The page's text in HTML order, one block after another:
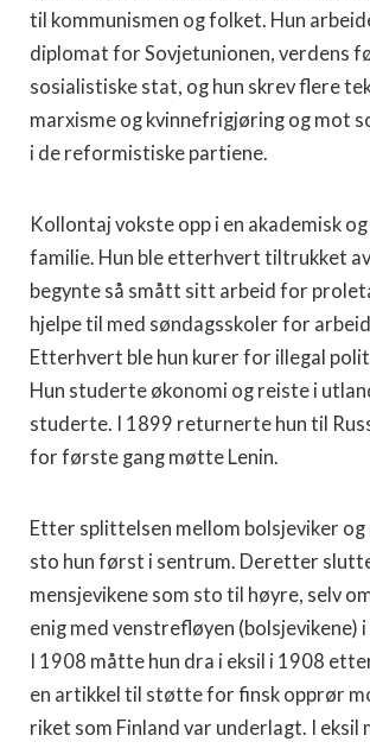
til kommunismen og folket. Hun
diplomat for Sovjetunionen, verdens
sosialistiske stat, og hun skrev flere
marxisme og kvinnefrigjøring og mot
i de reformistiske partiene.
Kollontaj vokste opp i en akademisk
familie. Hun ble etterhvert tiltrukket
begynte så smått sitt arbeid for
hjelpe til med søndagsskoler for
Etterhvert ble hun kurer for illegal
Hun studerte økonomi og reiste i
studerte. I 1899 returnerte hun til
for første gang møtte Lenin.
Etter splittelsen mellom bolsjeviker og
sto hun først i sentrum. Deretter
mensjevikene som sto til høyre, selv
enig med venstrefløyen (bolsjevikene)
I 1908 måtte hun dra i eksil i 1908
en artikkel til støtte for finsk opprør
riket som Finland var underlagt. I eksil